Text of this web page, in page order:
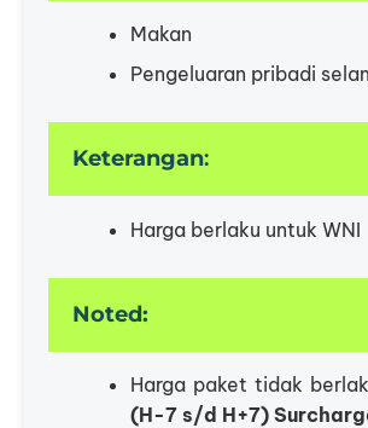
Makan
Pengeluaran pribadi
Keterangan:
Harga berlaku untuk WNI
Noted:
Harga paket tidak
(H-7 s/d H+7)